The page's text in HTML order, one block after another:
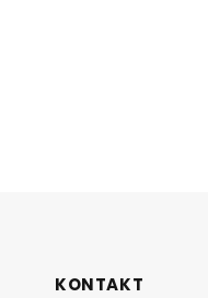
KONTAKT